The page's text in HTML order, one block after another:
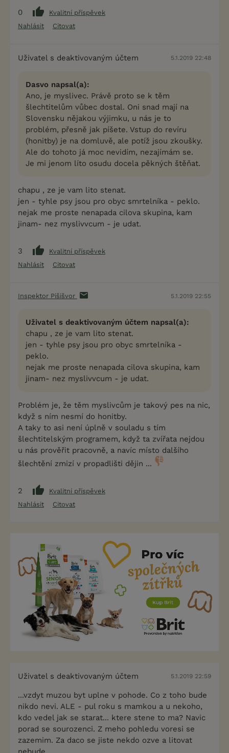
0
Kvalitní příspěvek
Nahlásit
Citovat
Uživatel s deaktivovaným účtem 5.1.2019 22:48
Dasvo napsal(a):
Ano, je myslivec. Právě proto se k těm
šlechtitelům vůbec dostal. Oni snad mají na
Slovensku nějakou výjimku, u nás je to
problém, přesně jak píšete. Vstup do revíru
(honitby) je na domluvě, ale potíž jsou zkoušky.
Ale do tohoto já moc nevidím, nezajímám se.
Je mi jenom líto osudu docela pěkných štěňat.
chapu , ze je vam lito stenat.
jen - tyhle psy jsou pro obyc smrtelníka - peklo.
nejak me proste nenapada cilova skupina, kam
jinam- nez myslivvcum - je udat.
3
Kvalitní příspěvek
Nahlásit
Citovat
Inspektor Pišišvor 5.1.2019 22:55
Uživatel s deaktivovaným účtem napsal(a):
chapu , ze je vam lito stenat.
jen - tyhle psy jsou pro obyc smrtelníka -
peklo.
nejak me proste nenapada cilova skupina, kam
jinam- nez myslivvcum - je udat.
Problém je, že těm myslivcům je takový pes na nic,
když s ním nesmí do honitby.
A taky to asi není úplně v souladu s tím
šlechtitelským programem, když ta zvířata nejdou
u nás prověřit pracovně, a navíc místo dalšího
šlechtění zmizí v propadlišti dějin ...
2
Kvalitní příspěvek
Nahlásit
Citovat
Uživatel s deaktivovaným účtem 5.1.2019 22:59
...vzdyt muzou byt uplne v pohode. Co z toho bude
nikdo nevi. ALE - pul roku s mamkou a u nekoho,
kdo vedel jak se starat... ktere stene to ma? Navic
porad se sourozenci. Z meho pohledu voresi se
zazemim. Za daco se jiste nekdo ozve a litovat